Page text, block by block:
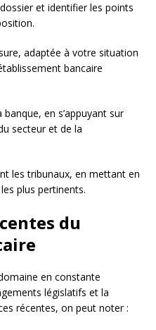
et identifier les points
adaptée à votre situation
bancaire
en s’appuyant sur
secteur et de la
les tribunaux, en mettant en
plus pertinents.
du
en constante
législatifs et la
récentes, on peut noter :